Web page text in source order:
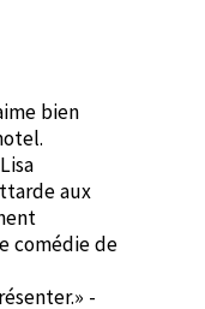
bien
aux
comédie de
-